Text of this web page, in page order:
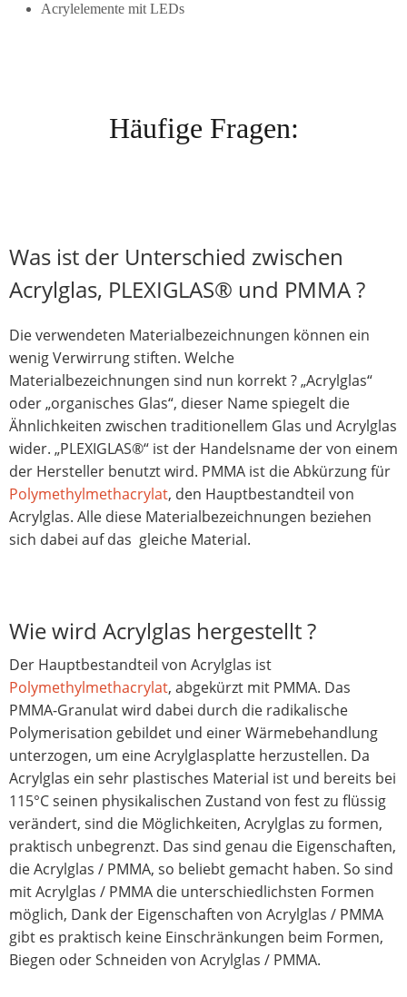
Acrylelemente mit LEDs
Häufige Fragen:
Was ist der Unterschied zwischen
Acrylglas, PLEXIGLAS® und PMMA ?
Die verwendeten Materialbezeichnungen können ein
wenig Verwirrung stiften. Welche
Materialbezeichnungen sind nun korrekt ? „Acrylglas“
oder „organisches Glas“, dieser Name spiegelt die
Ähnlichkeiten zwischen traditionellem Glas und Acrylglas
wider. „PLEXIGLAS®“ ist der Handelsname der von einem
der Hersteller benutzt wird. PMMA ist die Abkürzung für
Polymethylmethacrylat, den Hauptbestandteil von
Acrylglas. Alle diese Materialbezeichnungen beziehen
sich dabei auf das gleiche Material.
Wie wird Acrylglas hergestellt ?
Der Hauptbestandteil von Acrylglas ist
Polymethylmethacrylat, abgekürzt mit PMMA. Das
PMMA-Granulat wird dabei durch die radikalische
Polymerisation gebildet und einer Wärmebehandlung
unterzogen, um eine Acrylglasplatte herzustellen. Da
Acrylglas ein sehr plastisches Material ist und bereits bei
115°C seinen physikalischen Zustand von fest zu flüssig
verändert, sind die Möglichkeiten, Acrylglas zu formen,
praktisch unbegrenzt. Das sind genau die Eigenschaften,
die Acrylglas / PMMA, so beliebt gemacht haben. So sind
mit Acrylglas / PMMA die unterschiedlichsten Formen
möglich, Dank der Eigenschaften von Acrylglas / PMMA
gibt es praktisch keine Einschränkungen beim Formen,
Biegen oder Schneiden von Acrylglas / PMMA.